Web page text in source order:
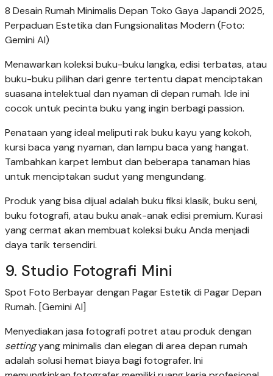
8 Desain Rumah Minimalis Depan Toko Gaya Japandi 2025,
Perpaduan Estetika dan Fungsionalitas Modern (Foto:
Gemini AI)
Menawarkan koleksi buku-buku langka, edisi terbatas, atau
buku-buku pilihan dari genre tertentu dapat menciptakan
suasana intelektual dan nyaman di depan rumah. Ide ini
cocok untuk pecinta buku yang ingin berbagi passion.
Penataan yang ideal meliputi rak buku kayu yang kokoh,
kursi baca yang nyaman, dan lampu baca yang hangat.
Tambahkan karpet lembut dan beberapa tanaman hias
untuk menciptakan sudut yang mengundang.
Produk yang bisa dijual adalah buku fiksi klasik, buku seni,
buku fotografi, atau buku anak-anak edisi premium. Kurasi
yang cermat akan membuat koleksi buku Anda menjadi
daya tarik tersendiri.
9. Studio Fotografi Mini
Spot Foto Berbayar dengan Pagar Estetik di Pagar Depan
Rumah. [Gemini AI]
Menyediakan jasa fotografi potret atau produk dengan
settingyang minimalis dan elegan di area depan rumah
adalah solusi hemat biaya bagi fotografer. Ini